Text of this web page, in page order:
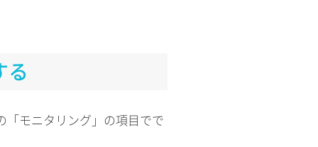
る
「モニタリング」の項目でで